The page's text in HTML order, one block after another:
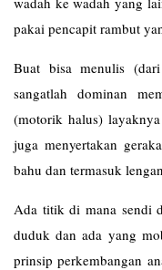
pakai pencapit rambut
Buat bisa menulis
sangatlah dominan
(motorik halus)
juga menyertakan
bahu dan termasuk
Ada titik di mana sendi
duduk dan ada yang
prinsip perkembangan